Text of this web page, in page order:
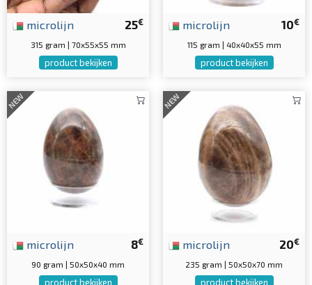
25€
microlijn
315 gram | 70x55x55 mm
product bekijken
10€
microlijn
115 gram | 40x40x55 mm
product bekijken
NEW
8€
microlijn
90 gram | 50x50x40 mm
product bekijken
NEW
20€
microlijn
235 gram | 50x50x70 mm
product bekijken